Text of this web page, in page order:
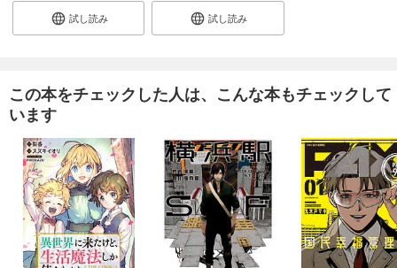
試し読み 試し読み
この本をチェックした人は、こんな本もチェックして
います